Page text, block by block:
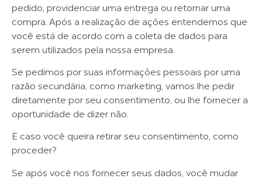
pedido, providenciar uma entrega ou retornar uma
compra. Após a realização de ações entendemos que
você está de acordo com a coleta de dados para
serem utilizados pela nossa empresa.
Se pedimos por suas informações pessoais por uma
razão secundária, como marketing, vamos lhe pedir
diretamente por seu consentimento, ou lhe fornecer a
oportunidade de dizer não.
E caso você queira retirar seu consentimento, como
proceder?
Se após você nos fornecer seus dados, você mudar